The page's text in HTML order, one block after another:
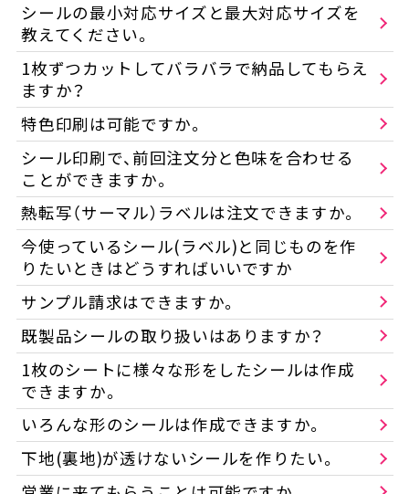
シールの最小対応サイズと最大対応サイズを
教えてください。
1枚ずつカットしてバラバラで納品してもらえ
ますか？
特色印刷は可能ですか。
シール印刷で、前回注文分と色味を合わせる
ことができますか。
熱転写（サーマル）ラベルは注文できますか。
今使っているシール(ラベル)と同じものを作
りたいときはどうすればいいですか
サンプル請求はできますか。
既製品シールの取り扱いはありますか？
1枚のシートに様々な形をしたシールは作成
できますか。
いろんな形のシールは作成できますか。
下地(裏地)が透けないシールを作りたい。